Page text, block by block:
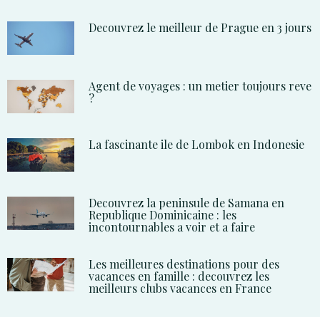
Decouvrez le meilleur de Prague en 3 jours
Agent de voyages : un metier toujours reve
?
La fascinante ile de Lombok en Indonesie
Decouvrez la peninsule de Samana en
Republique Dominicaine : les
incontournables a voir et a faire
Les meilleures destinations pour des
vacances en famille : decouvrez les
meilleurs clubs vacances en France